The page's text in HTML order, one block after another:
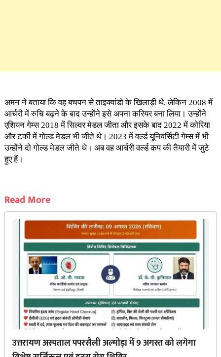
अमन ने बताया कि वह बचपन से ताइक्वांडो के खिलाड़ी थे, लेकिन 2008 में
आर्चरी में रुचि बढ़ने के बाद उन्होंने इसे अपना करियर बना लिया। उन्होंने
एशियन गेम्स 2018 में सिल्वर मेडल जीता और इसके बाद 2022 में कोरिया
और टर्की में गोल्ड मेडल भी जीते थे। 2023 में वर्ल्ड यूनिवर्सिटी गेम्स में भी
उन्होंने दो गोल्ड मेडल जीते थे। अब वह आर्चरी वर्ल्ड कप की तैयारी में जुटे
हुए हैं।
Read More
उत्तरायण अस्पताल पपरसैली अल्मोड़ा में 9 अगस्त को लगेगा